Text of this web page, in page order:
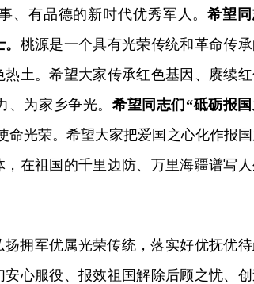
、有品德的新时代优秀军人。希望
桃源是一个具有光荣传统和革命传
土。希望大家传承红色基因、赓续
为家乡争光。 希望同志们“砥砺报
命光荣。希望大家把爱国之心化作报
在祖国的千里边防、万里海疆谱写
拥军优属光荣传统，落实好优抚优
心服役、报效祖国解除后顾之忧、